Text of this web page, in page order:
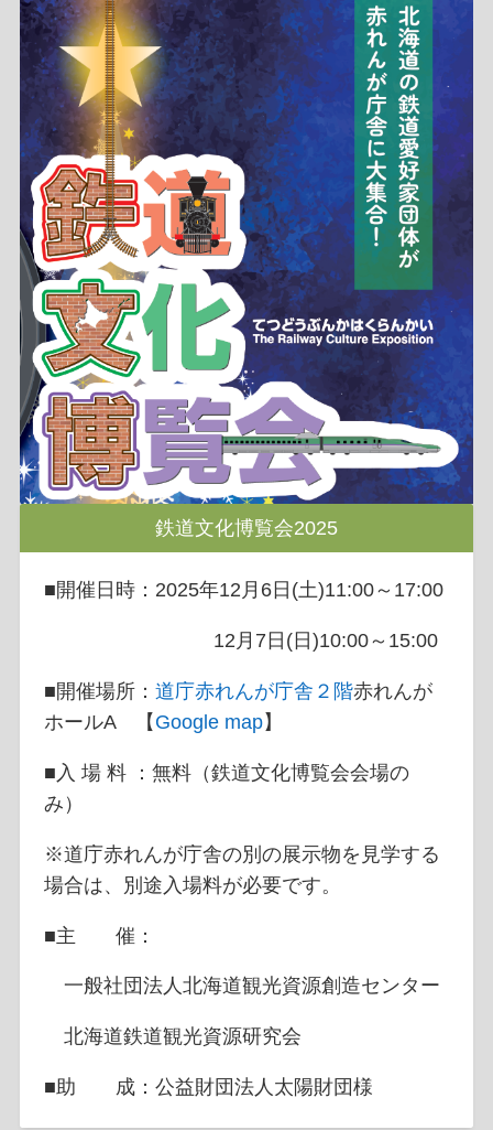
鉄道文化博覧会2025
■開催日時：2025年12月6日(土)11:00～17:00
12月7日(日)10:00～15:00
■開催場所：道庁赤れんが庁舎２階赤れんが
ホールA 【 Google map】
■入 場 料 ：無料（鉄道文化博覧会会場の
み）
※道庁赤れんが庁舎の別の展示物を見学する
場合は、別途入場料が必要です。
■主 催：
一般社団法人北海道観光資源創造センター
北海道鉄道観光資源研究会
■助 成：公益財団法人太陽財団様